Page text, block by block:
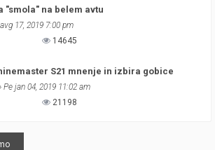
"smola" na belem avtu
17, 2019 7:00 pm
14645
S21 mnenje in izbira gobice
Pe jan 04, 2019 11:02 am
21198